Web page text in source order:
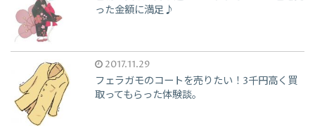
った金額に満足♪
2017.11.29
フェラガモのコートを売りたい！3千円高く買
取ってもらった体験談。